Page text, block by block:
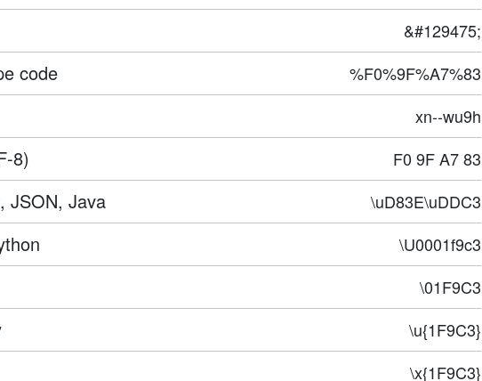
&#129475;
code %F0%9F%A7%83
xn--wu9h
8) F0 9F A7 83
JSON, Java \uD83E\uDDC3
\U0001f9c3
\01F9C3
\u{1F9C3}
\x{1F9C3}